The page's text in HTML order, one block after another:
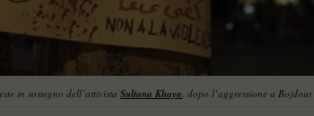
in sostegno dell’attivistaSultana Khaya , dopo l’aggressione a Bojdour